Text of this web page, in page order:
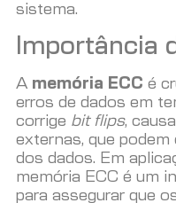
sistema.
Importância
A memória ECC é
erros de dados em
corrige bit flips,
externas, que
dos dados. Em
memória ECC é um
para assegurar que